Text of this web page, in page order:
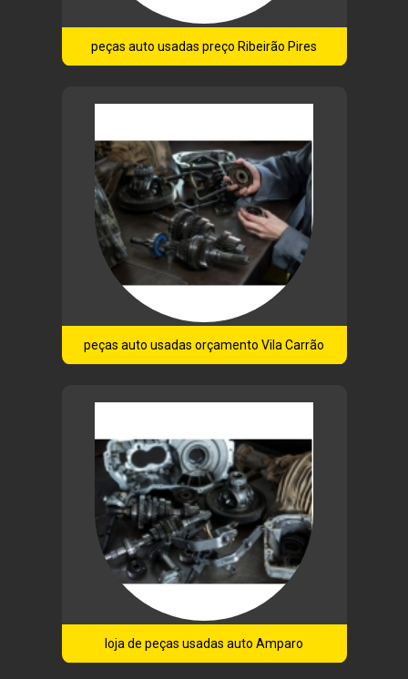
peças auto usadas preço Ribeirão Pires
peças auto usadas orçamento Vila Carrão
loja de peças usadas auto Amparo